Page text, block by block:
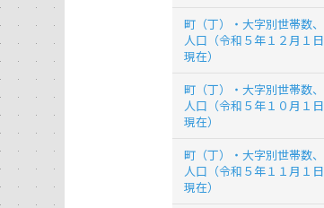
町（丁）・大字別世帯数、
人口（令和５年１２月１日
現在）
町（丁）・大字別世帯数、
人口（令和５年１０月１日
現在）
町（丁）・大字別世帯数、
人口（令和５年１１月１日
現在）